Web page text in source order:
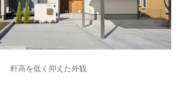
軒高を低く抑えた外観